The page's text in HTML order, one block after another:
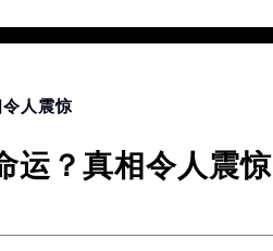
约）
提前预约）
）
人震惊
运？真相令人震惊